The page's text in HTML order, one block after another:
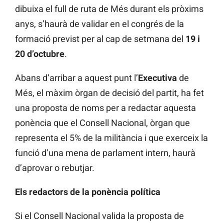
dibuixa el full de ruta de Més durant els pròxims
anys, s’haurà de validar en el congrés de la
formació previst per al cap de setmana del 19 i
20 d’octubre.
Abans d’arribar a aquest punt l’Executiva de
Més, el màxim òrgan de decisió del partit, ha fet
una proposta de noms per a redactar aquesta
ponència que el Consell Nacional, òrgan que
representa el 5% de la militància i que exerceix la
funció d’una mena de parlament intern, haurà
d’aprovar o rebutjar.
Els redactors de la ponència política
Si el Consell Nacional valida la proposta de